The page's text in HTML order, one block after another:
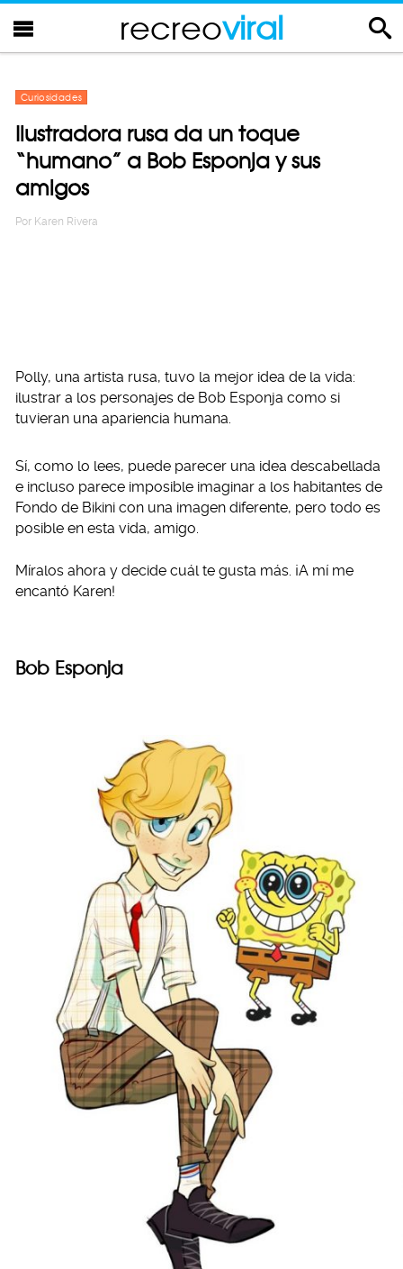
recreoviral
Curiosidades
Ilustradora rusa da un toque
“humano” a Bob Esponja y sus
amigos
Por Karen Rivera
Polly, una artista rusa, tuvo la mejor idea de la vida:
ilustrar a los personajes de Bob Esponja como si
tuvieran una apariencia humana.
Sí, como lo lees, puede parecer una idea descabellada
e incluso parece imposible imaginar a los habitantes de
Fondo de Bikini con una imagen diferente, pero todo es
posible en esta vida, amigo.
Míralos ahora y decide cuál te gusta más. ¡A mí me
encantó Karen!
Bob Esponja